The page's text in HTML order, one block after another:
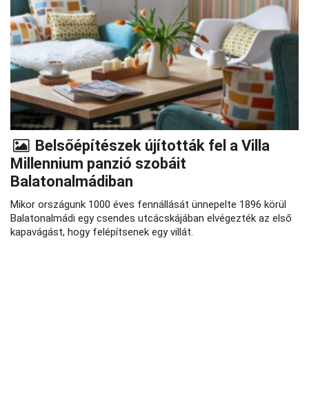
Belsőépítészek újították fel a Villa
Millennium panzió szobáit
Balatonalmádiban
Mikor országunk 1000 éves fennállását ünnepelte 1896 körül
Balatonalmádi egy csendes utcácskájában elvégezték az első
kapavágást, hogy felépítsenek egy villát.